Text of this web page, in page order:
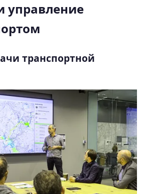
управление
транспортной